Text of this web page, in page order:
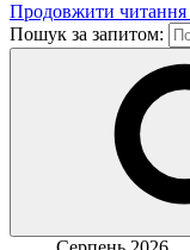
Продовжити читання
Пошук за запитом: